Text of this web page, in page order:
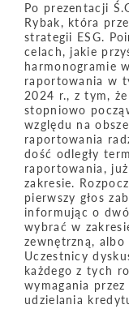
Po prezentacji
Rybak, która
strategii ESG.
celach, jakie
harmonogramie
raportowania w
2024 r., z tym,
stopniowo
względu na
raportowania
dość odległy
raportowania,
zakresie.
pierwszy głos
informując o
wybrać w
zewnętrzną,
Uczestnicy
każdego z tych
wymagania
udzielania